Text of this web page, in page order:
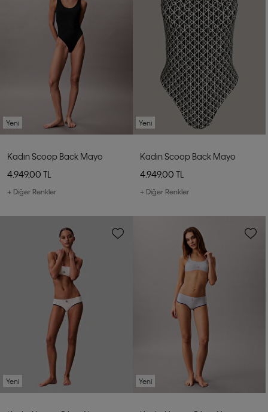
Yeni
Kadın Scoop Back Mayo
4.949,00 TL
+ Diğer Renkler
Yeni
Kadın Scoop Back Mayo
4.949,00 TL
+ Diğer Renkler
Yeni Yeni